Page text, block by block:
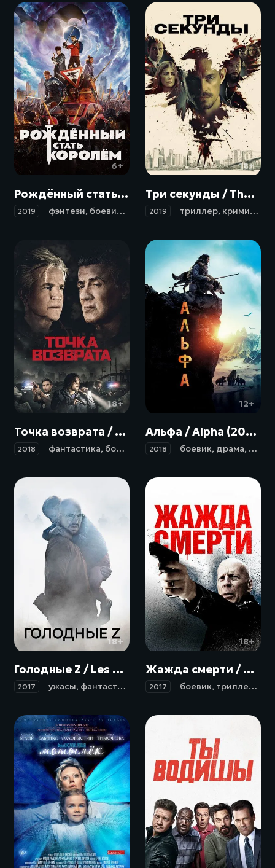
6+
Рождённый стать королём / The Kid Who Would Be King (2019)
2019 фэнтези, боевик , приключения,семейный
18+
Три секунды / The Informer (2019)
2019 триллер, криминал
18+
Точка возврата / Backtrace (2018)
2018 фантастика, боевик триллер ,драма, криминал
12+
Альфа / Alpha (2018)
2018 боевик, драма,
18+
Голодные Z / Les affamés (2017)
2017 ужасы, фантастика боевик триллер, драма,
18+
Жажда смерти / Death Wish (2017)
2017 боевик, триллер ,